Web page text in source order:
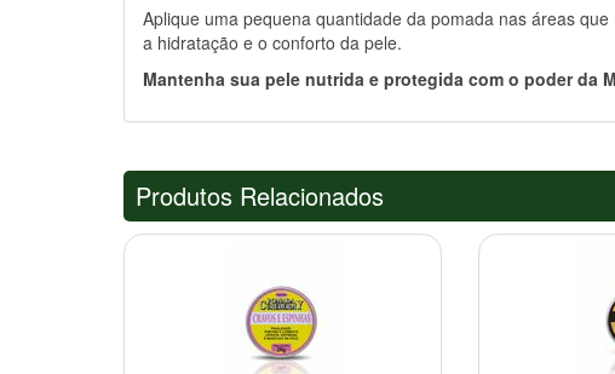
Aplique uma pequena quantidade da pomada nas áreas
a hidratação e o conforto da pele.
Mantenha sua pele nutrida e protegida com o poder da
Produtos Relacionados